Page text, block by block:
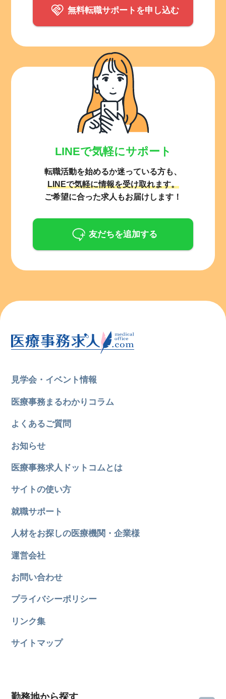
無料転職サポートを申し込む
LINEで気軽にサポート
転職活動を始めるか迷っている方も、
LINEで気軽に情報を受け取れます。
ご希望に合った求人もお届けします！
友だちを追加する
見学会・イベント情報
医療事務まるわかりコラム
よくあるご質問
お知らせ
医療事務求人ドットコムとは
サイトの使い方
就職サポート
人材をお探しの医療機関・企業様
運営会社
お問い合わせ
プライバシーポリシー
リンク集
サイトマップ
勤務地から探す